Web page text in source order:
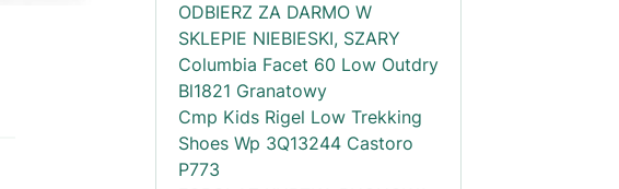
ODBIERZ ZA DARMO W
SKLEPIE NIEBIESKI, SZARY
Columbia Facet 60 Low Outdry
Bl1821 Granatowy
Cmp Kids Rigel Low Trekking
Shoes Wp 3Q13244 Castoro
P773